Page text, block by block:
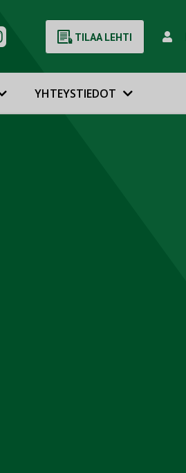
TILAA LEHTI
YHTEYSTIEDOT